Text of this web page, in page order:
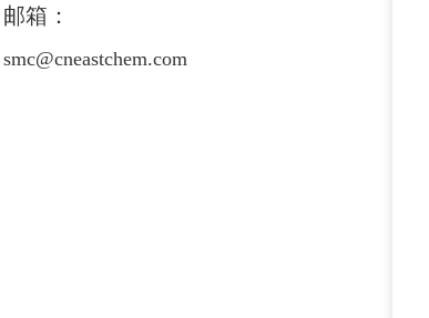
邮箱：
smc@cneastchem.com